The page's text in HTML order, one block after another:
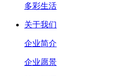
多彩生活
关于我们
企业简介
企业愿景